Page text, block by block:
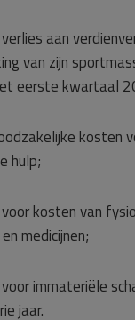
aan
van zijn
eerste kwartaal
kosten
hulp;
kosten van
medicijnen;
immateriële
jaar.